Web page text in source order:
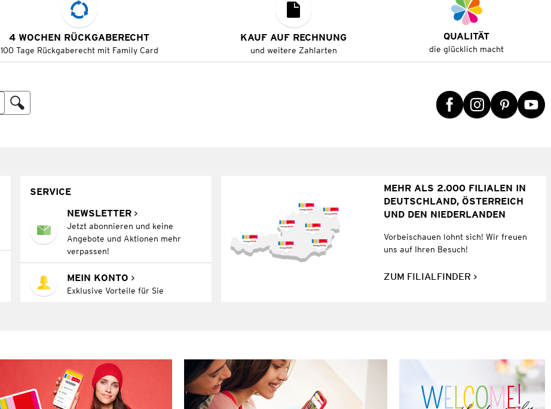
4 WOCHEN RÜCKGABERECHT
100 Tage Rückgaberecht mit Family Card
KAUF AUF RECHNUNG
und weitere Zahlarten
QUALITÄT
die glücklich macht
SERVICE
NEWSLETTER
Jetzt abonnieren und keine
Angebote und Aktionen mehr
verpassen!
MEIN KONTO
Exklusive Vorteile für Sie
MEHR ALS 2.000 FILIALEN IN
DEUTSCHLAND, ÖSTERREICH
UND DEN NIEDERLANDEN
Vorbeischauen lohnt sich! Wir freuen
uns auf Ihren Besuch!
ZUM FILIALFINDER